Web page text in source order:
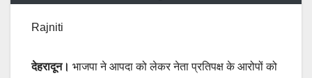
Rajniti
देहरादून। भाजपा ने आपदा को लेकर नेता प्रतिपक्ष के आरोपों को